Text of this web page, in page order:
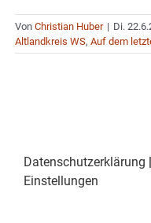
Von Christian Huber | Di.
Altlandkreis WS, Auf dem
Datenschutzerklärung |
Einstellungen